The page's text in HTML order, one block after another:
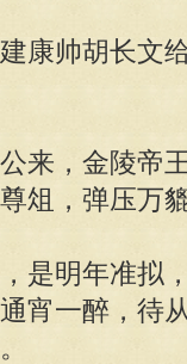
康帅胡长文
来，金陵帝
俎，弹压万
是明年准拟
宵一醉，待